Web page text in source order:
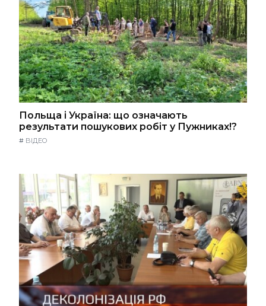
Польща і Україна: що означають
результати пошукових робіт у Пужниках!?
# ВІДЕО